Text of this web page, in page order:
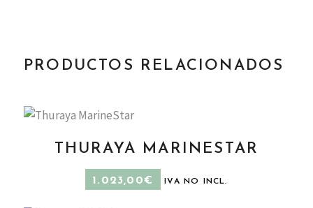
PRODUCTOS RELACIONADOS
AÑADIR AL CARRITO
THURAYA MARINESTAR
1.023,00€ IVA NO INCL.